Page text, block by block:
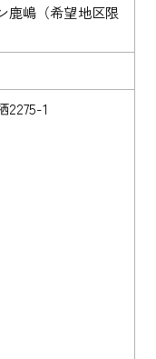
鹿嶋（希望地区限
2275-1